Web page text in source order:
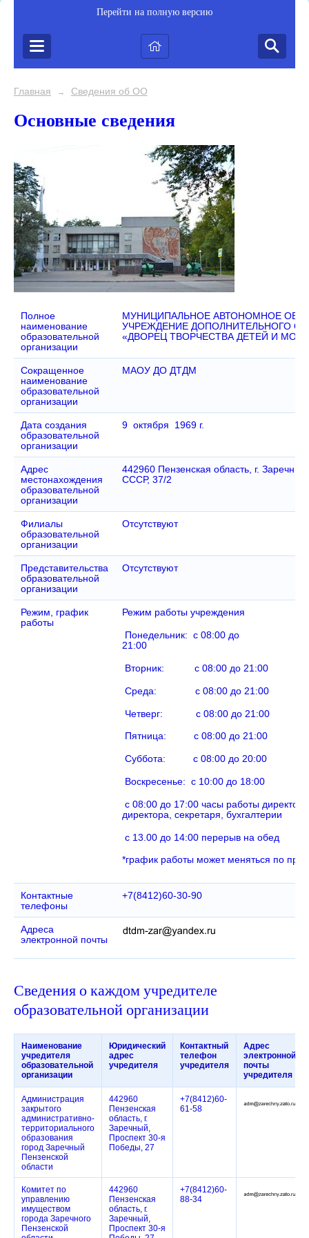
Перейти на полную версию
Главная → Сведения об ОО
Основные сведения
Полное
наименование
образовательной
организации
МУНИЦИПАЛЬНОЕ АВТОНОМНОЕ
УЧРЕЖДЕНИЕ ДОПОЛНИТЕЛЬНОГО
«ДВОРЕЦ ТВОРЧЕСТВА ДЕТЕЙ И
Сокращенное
наименование
образовательной
организации
МАОУ ДО ДТДМ
Дата создания
образовательной
организации
9 октября 1969 г.
Адрес
местонахождения
образовательной
организации
442960 Пензенская область, г.
СССР, 37/2
Филиалы
образовательной
организации
Отсутствуют
Представительства
образовательной
организации
Отсутствуют
Режим, график
работы
Режим работы учреждения
Понедельник: c 08:00 до
Вторник: c 08:00 до 21:00
Среда: c 08:00 до 21:00
Четверг: c 08:00 до 21:00
Пятница: c 08:00 до 21:00
Суббота: с 08:00 до 20:00
Воскресенье: с 10:00 до 18:00
с 08:00 до 17:00 часы работы
директора, секретаря, бухгалтерии
с 13.00 до 14:00 перерыв на обед
*график работы может меняться по
Контактные
телефоны
+7(8412)60-30-90
Адреса
электронной почты
Сведения о каждом учредителе
образовательной организации
Наименование
учредителя
образовательной
организации
Юридический
адрес
учредителя
Контактный
телефон
учредителя
Адрес
электронной
почты
учредителя
Администрация
закрытого
административно-
территориального
образования
город Заречный
Пензенской
области
442960
Пензенская
область, г.
Заречный,
Проспект 30-я
Победы, 27
+7(8412)60-
61-58
Комитет по
управлению
имуществом
города Заречного
Пензенской
442960
Пензенская
область, г.
Заречный,
Проспект 30-я
+7(8412)60-
88-34